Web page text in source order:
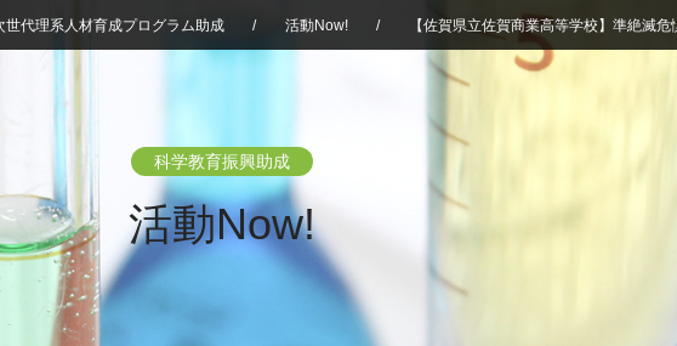
世代理系人材育成プログラム助成 / 活動Now! / 【佐賀県立佐賀商業高等学校】準絶滅危
科学教育振興助成
活動Now!